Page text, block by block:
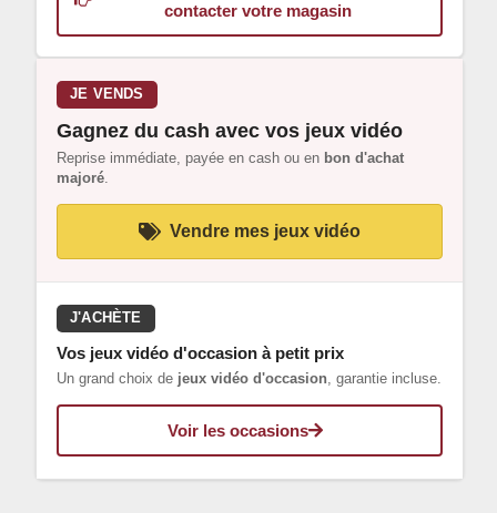
contacter votre magasin
JE VENDS
Gagnez du cash avec vos jeux vidéo
Reprise immédiate, payée en cash ou en bon d'achat
majoré.
Vendre mes jeux vidéo
J'ACHÈTE
Vos jeux vidéo d'occasion à petit prix
Un grand choix de jeux vidéo d'occasion, garantie incluse.
Voir les occasions